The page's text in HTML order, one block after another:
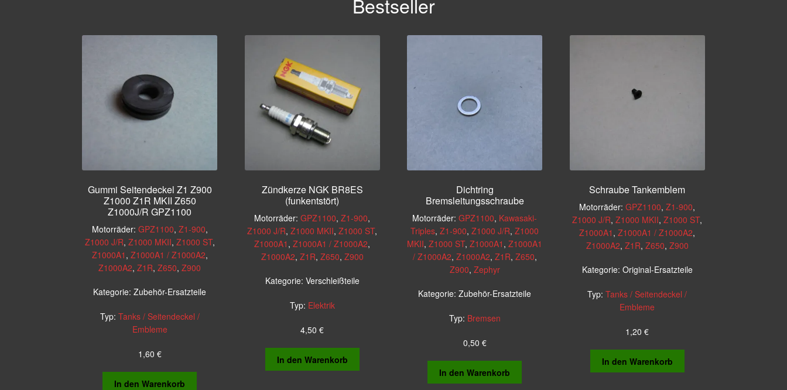
Gummi Seitendeckel Z1 Z900
Z1000 Z1R MKII Z650
Z1000J/R GPZ1100
Motorräder: GPZ1100, Z1-900,
Z1000 J/R, Z1000 MKII, Z1000 ST,
Z1000A1 , Z1000A1 / Z1000A2,
Z1000A2,Z1R,Z650,Z900
Kategorie: Zubehör-Ersatzteile
Typ: Tanks / Seitendeckel /
Embleme
1,60 €
In den Warenkorb
Zündkerze NGK BR8ES
(funkentstört)
Motorräder: GPZ1100,Z1-900,
Z1000 J/R,Z1000 MKII,Z1000 ST,
Z1000A1 ,Z1000A1 / Z1000A2,
Z1000A2, Z1R, Z650, Z900
Kategorie: Verschleißteile
Typ: Elektrik
4,50€
In den Warenkorb
Dichtring
Bremsleitungsschraube
Motorräder: GPZ1100, Kawasaki-
Triples,Z1-900,Z1000 J/R,Z1000
MKII,Z1000 ST,Z1000A1 ,Z1000A1
/ Z1000A2, Z1000A2, Z1R, Z650,
Z900, Zephyr
Kategorie: Zubehör-Ersatzteile
Typ: Bremsen
0,50 €
In den Warenkorb
Schraube Tankemblem
Motorräder: GPZ1100,Z1-900,
Z1000 J/R,Z1000 MKII,Z1000 ST,
Z1000A1 ,Z1000A1 / Z1000A2,
Z1000A2, Z1R, Z650, Z900
Kategorie: Original-Ersatzteile
Typ: Tanks / Seitendeckel /
Embleme
1,20€
In den Warenkorb